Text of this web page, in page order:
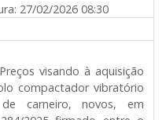
27/02/2026 08:30
visando à aquisição
compactador vibratório
carneiro, novos, em